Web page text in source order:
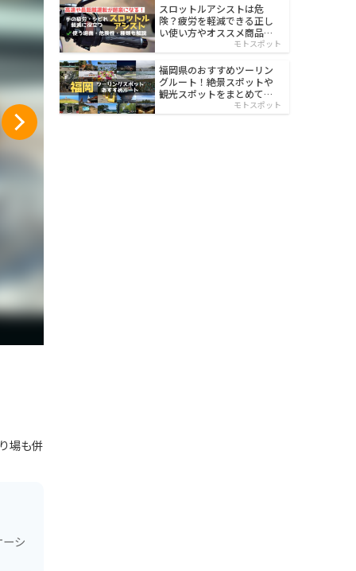
場も併
シ
スロットルアシストは危
険？疲労を軽減できる正し
い使い方やオススメ商品を
モトスポット
福岡県のおすすめツーリン
グルート！絶景スポットや
観光スポットをまとめて紹
モトスポット